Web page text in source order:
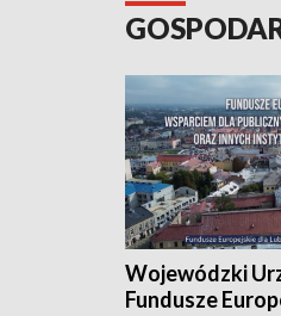
Wojewódzki
Fundusze